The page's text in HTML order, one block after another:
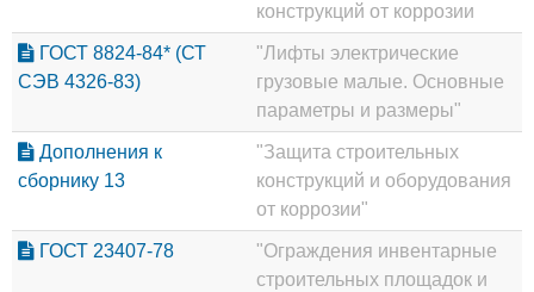
конструкций от коррозии
ГОСТ 8824-84* (СТ
СЭВ 4326-83)
"Лифты электрические
грузовые малые. Основные
параметры и размеры"
Дополнения к
сборнику 13
"Защита строительных
конструкций и оборудования
от коррозии"
ГОСТ 23407-78
"Ограждения инвентарные
строительных площадок и